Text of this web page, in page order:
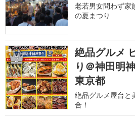
老若男女問わず家
の夏まつり
2
絶品グルメ
り＠神田明
東京都
絶品グルメ屋台と
合！